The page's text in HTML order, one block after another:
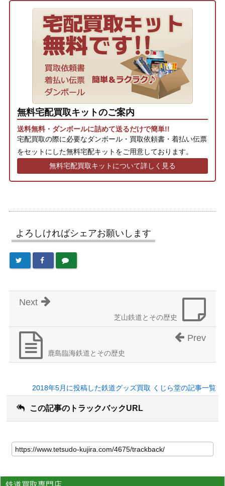
無料宅配買取キットのご案内
送料無料・ダンボールに詰めて送るだけで簡単!!
宅配買取の際に必要なダンボール・買取依頼書・着払い伝票
をセットにした無料宅配キットをご用意しております。
無料宅配買取キットについて詳しく見る
よろしければシェアお願いします
芝山鉄道とその歴史
Next
鹿島臨海鉄道とその歴史
Prev
2018年5月に投稿した鉄道グッズ買取 くじら堂の記事一覧
この記事のトラックバックURL